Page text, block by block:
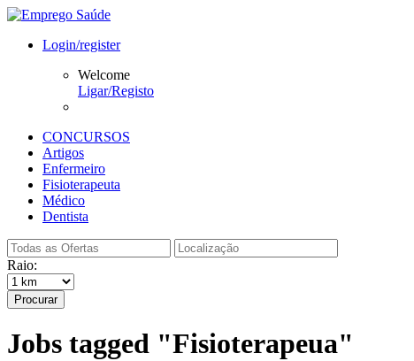
Login/register
Welcome
Ligar/Registo
CONCURSOS
Artigos
Enfermeiro
Fisioterapeuta
Médico
Dentista
Raio:
Procurar
Jobs tagged "Fisioterapeua"